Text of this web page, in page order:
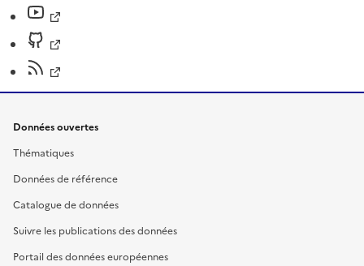
Données ouvertes
Thématiques
Données de référence
Catalogue de données
Suivre les publications des données
Portail des données européennes